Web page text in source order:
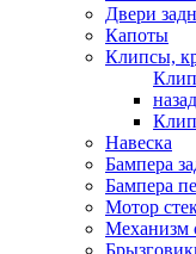
Двери
Капоты
Клипсы,
назад
Навеска
Бампера
Бампера
Мотор
Механизм